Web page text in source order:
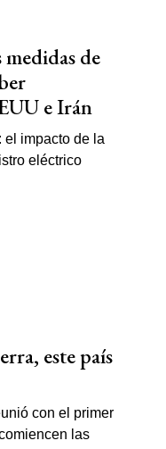
de
e Irán
este país